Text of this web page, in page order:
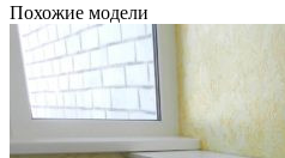
Похожие модели